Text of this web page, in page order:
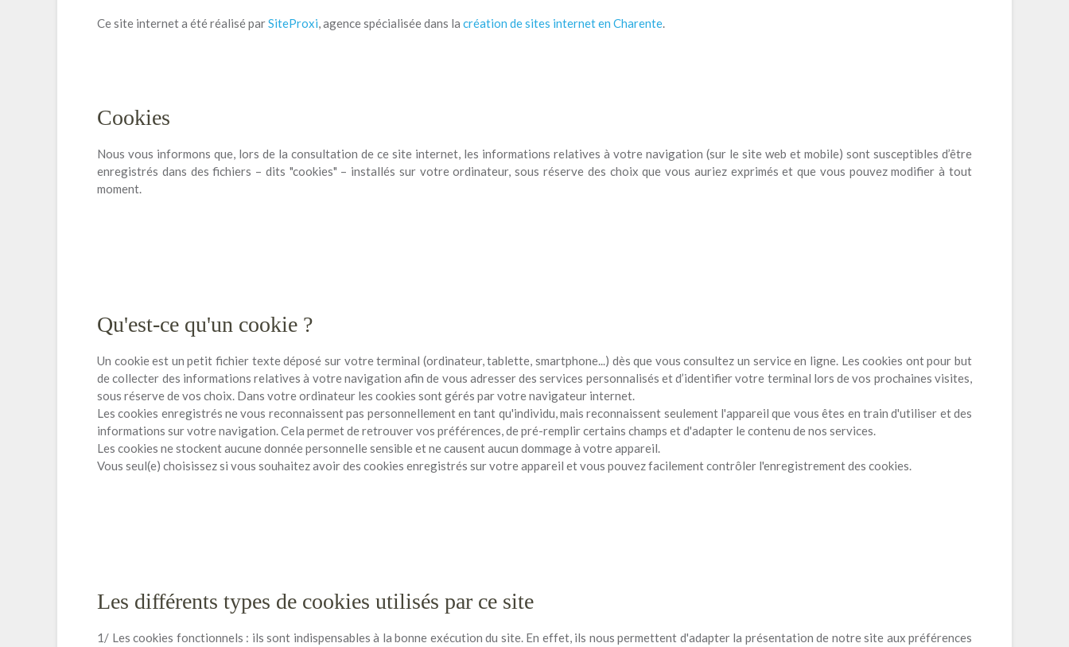
Ce site internet a été réalisé parSiteProxi, agence spécialisée dans la création de sites internet en Charente.
Cookies
Nous vous informons que, lors de la consultation de ce site internet, les informations relatives à votre navigation (sur le site web et mobile) sont susceptibles d’être
enregistrés dans des fichiers – dits "cookies" – installés sur votre ordinateur, sous réserve des choix que vous auriez exprimés et que vous pouvez modifier à tout
moment.
Qu'est-ce qu'un cookie ?
Un cookie est un petit fichier texte déposé sur votre terminal (ordinateur, tablette, smartphone...) dès que vous consultez un service en ligne. Les cookies ont pour but
de collecter des informations relatives à votre navigation afin de vous adresser des services personnalisés et d’identifier votre terminal lors de vos prochaines visites,
sous réserve de vos choix. Dans votre ordinateur les cookies sont gérés par votre navigateur internet.
Les cookies enregistrés ne vous reconnaissent pas personnellement en tant qu'individu, mais reconnaissent seulement l'appareil que vous êtes en train d'utiliser et des
informations sur votre navigation. Cela permet de retrouver vos préférences, de pré-remplir certains champs et d'adapter le contenu de nos services.
Les cookies ne stockent aucune donnée personnelle sensible et ne causent aucun dommage à votre appareil.
Vous seul(e) choisissez si vous souhaitez avoir des cookies enregistrés sur votre appareil et vous pouvez facilement contrôler l'enregistrement des cookies.
Les différents types de cookies utilisés par ce site
1/ Les cookies fonctionnels : ils sont indispensables à la bonne exécution du site. En effet, ils nous permettent d'adapter la présentation de notre site aux préférences